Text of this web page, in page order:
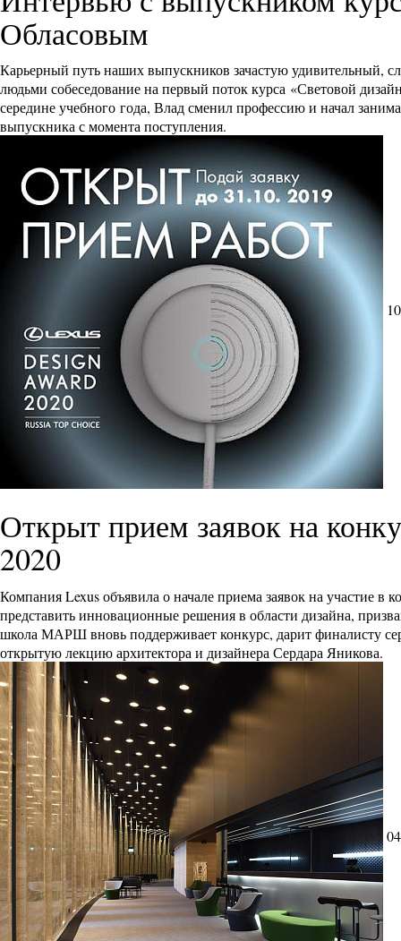
Обласовым
Карьерный путь наших выпускников зачастую удивительный,
людьми собеседование на первый поток курса «Световой
середине учебного года, Влад сменил профессию и начал
выпускника с момента поступления.
Открыт прием заявок на
2020
Компания Lexus объявила о начале приема заявок на участие в
представить инновационные решения в области дизайна,
школа МАРШ вновь поддерживает конкурс, дарит финалисту
открытую лекцию архитектора и дизайнера Сердара Яникова.